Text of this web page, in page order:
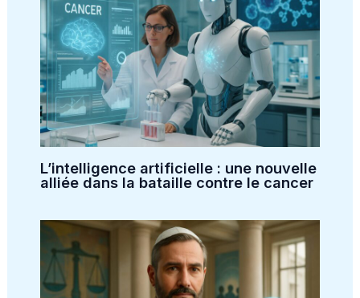
L’intelligence artificielle : une nouvelle
alliée dans la bataille contre le cancer